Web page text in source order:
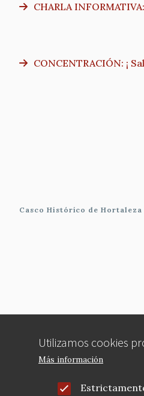
Utilizamos cookies
Más información
CHARLA
CONCENTRACIÓN: ¡
Casco Histórico de Hortaleza